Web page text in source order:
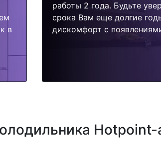
в
работы 2 года. Будьте
срока Вам еще долгие
дискомфорт с